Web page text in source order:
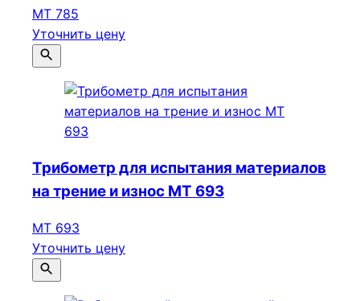
МТ 785
Уточнить цену
Трибометр для испытания материалов
на трение и износ МТ 693
МТ 693
Уточнить цену